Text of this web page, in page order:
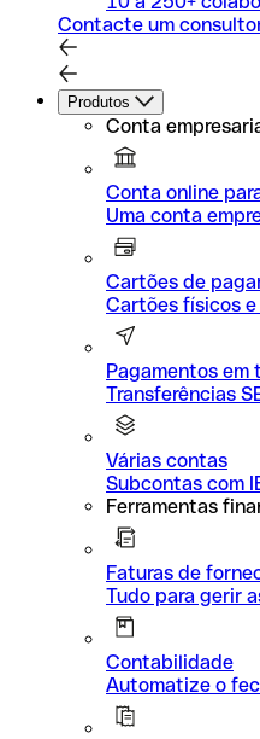
Contacte um
Produtos
Conta
Conta online
Uma conta
Cartões de
Cartões físicos
Pagamentos em
Transferências
Várias contas
Subcontas com
Ferramentas
Faturas de
Tudo para gerir
Contabilidade
Automatize o